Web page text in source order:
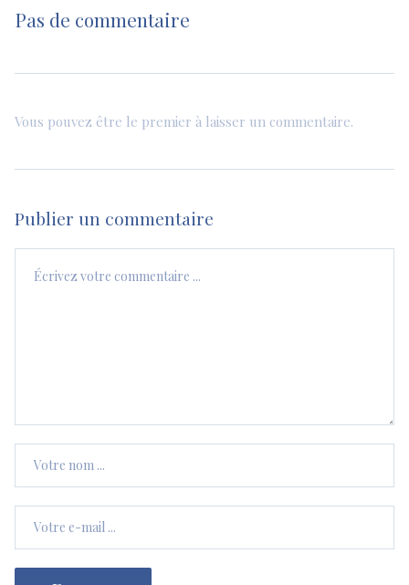
Pas de commentaire
Vous pouvez être le premier à laisser un commentaire.
Publier un commentaire